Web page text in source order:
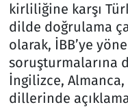
kirliliğine karşı
dilde doğrulama
olarak, İBB’ye
soruşturmalarına
İngilizce, Almanca,
dillerinde
Memur ve Kamu
Otomobil
Oyun